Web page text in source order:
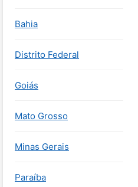
Bahia
Distrito Federal
Goiás
Mato Grosso
Minas Gerais
Paraíba